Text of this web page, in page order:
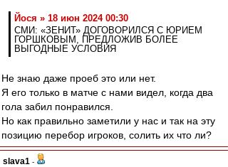
Йося » 18 июн 2024 00:30
СМИ: «ЗЕНИТ» ДОГОВОРИЛСЯ С ЮРИЕМ
ГОРШКОВЫМ, ПРЕДЛОЖИВ БОЛЕЕ
ВЫГОДНЫЕ УСЛОВИЯ
Не знаю даже проеб это или нет.
Я его только в матче с нами видел, когда два
гола забил понравился.
Но как правильно заметили у нас и так на эту
позицию перебор игроков, солить их что ли?
slava1 -